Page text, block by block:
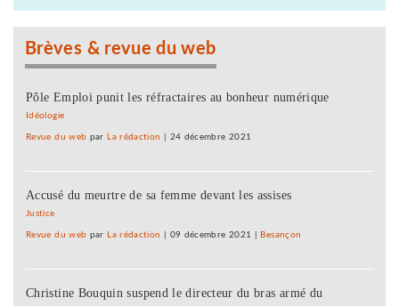
Brèves & revue du web
Pôle Emploi punit les réfractaires au bonheur numérique
Idéologie
Revue du web par La rédaction 24 décembre 2021
Accusé du meurtre de sa femme devant les assises
Justice
Revue du web par La rédaction 09 décembre 2021 Besançon
Christine Bouquin suspend le directeur du bras armé du